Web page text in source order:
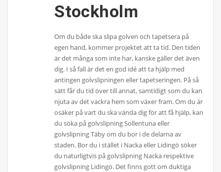
Stockholm
Om du både ska slipa golven och tapetsera på
egen hand, kommer projektet att ta tid. Den tiden
är det många som inte har, kanske gäller det även
dig. I så fall är det en god idé att ta hjälp med
antingen golvslipningen eller tapetseringen. På så
sätt får du tid över till annat, samtidigt som du kan
njuta av det vackra hem som växer fram. Om du är
osäker på vart du ska vända dig för att få hjälp, kan
du söka på golvslipning Sollentuna eller
golvslipning Täby om du bor i de delarna av
staden. Bor du i stället i Nacka eller Lidingö söker
du naturligtvis på golvslipning Nacka respektive
golvslipning Lidingö. Det finns gott om duktiga